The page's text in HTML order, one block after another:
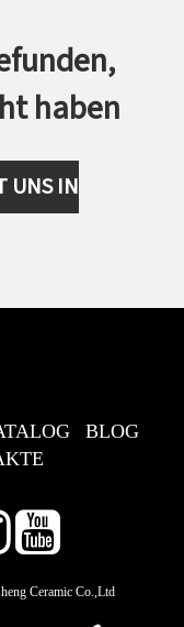
haben
UNS IN
BLOG
Ceramic Co.,Ltd